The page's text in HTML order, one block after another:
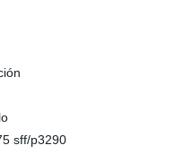
sff/p3290